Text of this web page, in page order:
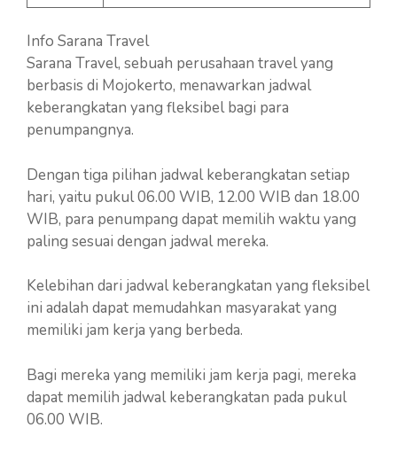
Info Sarana Travel
Sarana Travel, sebuah perusahaan travel yang
berbasis di Mojokerto, menawarkan jadwal
keberangkatan yang fleksibel bagi para
penumpangnya.
Dengan tiga pilihan jadwal keberangkatan setiap
hari, yaitu pukul 06.00 WIB, 12.00 WIB dan 18.00
WIB, para penumpang dapat memilih waktu yang
paling sesuai dengan jadwal mereka.
Kelebihan dari jadwal keberangkatan yang fleksibel
ini adalah dapat memudahkan masyarakat yang
memiliki jam kerja yang berbeda.
Bagi mereka yang memiliki jam kerja pagi, mereka
dapat memilih jadwal keberangkatan pada pukul
06.00 WIB.